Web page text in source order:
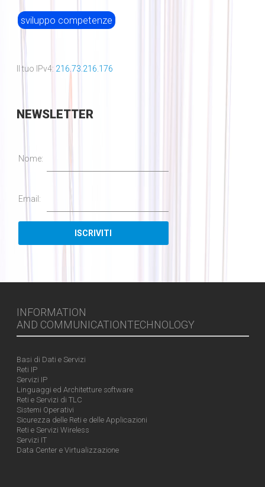
sviluppo competenze
Il tuo IPv4: 216.73.216.176
NEWSLETTER
Nome:
Email:
INFORMATION
AND COMMUNICATIONTECHNOLOGY
Basi di Dati e Servizi
Reti IP
Servizi IP
Linguaggi ed Architetture software
Reti e Servizi di TLC
Sistemi Operativi
Sicurezza delle Reti e delle Applicazioni
Reti e Servizi Wireless
Servizi IT
Data Center e Virtualizzazione